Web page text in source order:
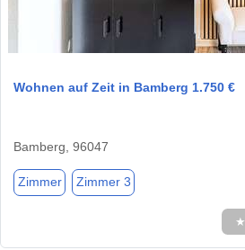
Wohnen auf Zeit in Bamberg 1.750 €
Bamberg, 96047
Zimmer Zimmer 3
★